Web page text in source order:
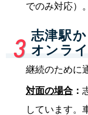
でのみ対応）。
志津駅
オンラ
継続のために
対面の場合 ：
しています。